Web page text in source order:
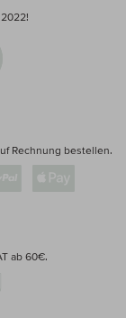
Rechnung bestellen.
ab 60€.